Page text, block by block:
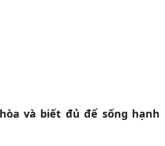
và biết đủ để sống hạnh